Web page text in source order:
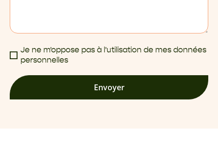
Je ne m'oppose pas à l'utilisation de mes données
personnelles
Envoyer